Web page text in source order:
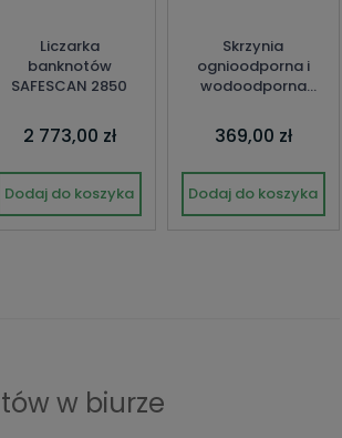
Liczarka
banknotów
SAFESCAN 2850
2 773,00 zł
Dodaj do koszyka
Skrzynia
ognioodporna i
wodoodporna
369,00 zł
Dodaj do koszyka
w biurze